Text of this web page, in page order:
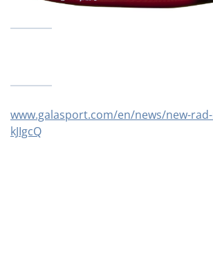
www.galasport.com/en/news/new-
kJIgcQ